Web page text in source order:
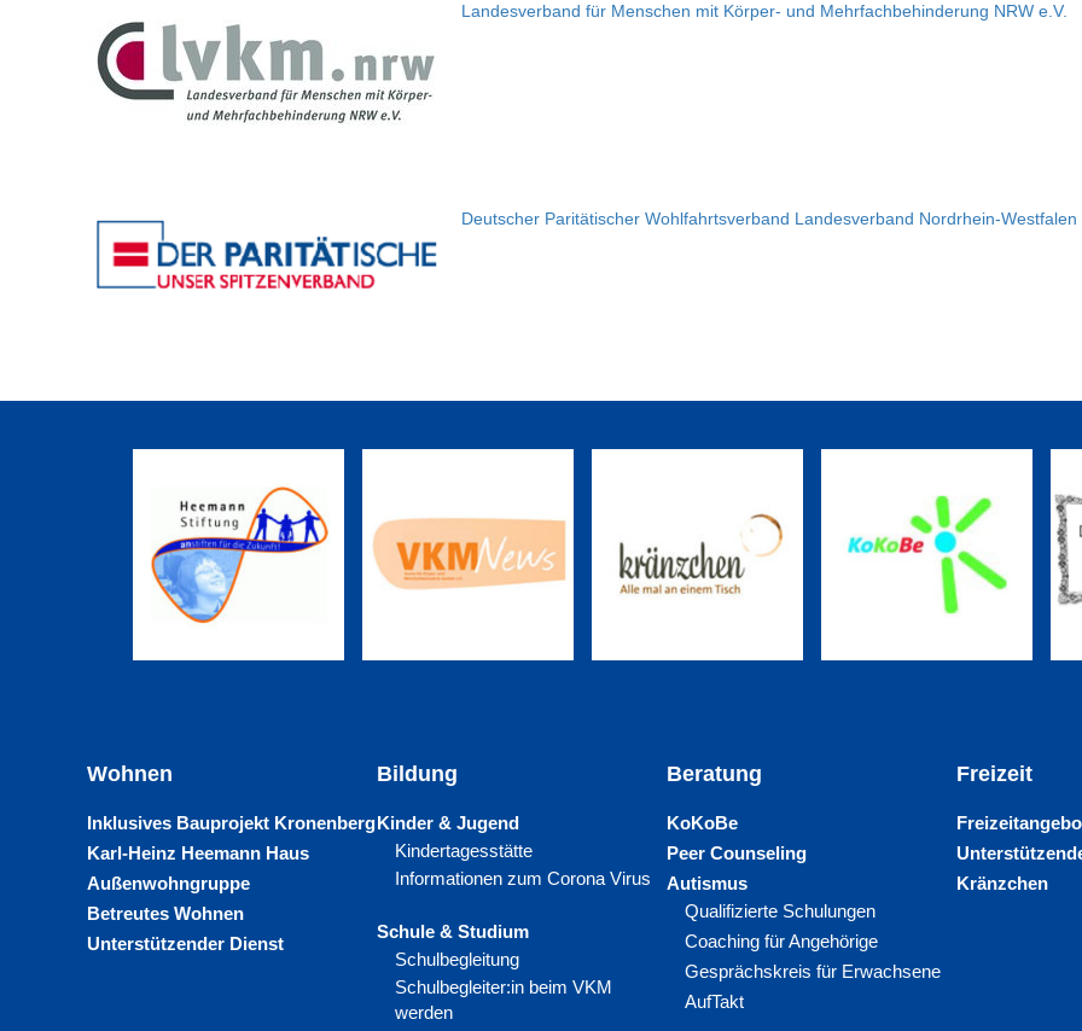
Landesverband für Menschen mit Körper- und Mehrfachbehinderung NRW e.V.
Deutscher Paritätischer Wohlfahrtsverband Landesverband Nordrhein-Westfalen
Wohnen
Inklusives Bauprojekt Kronenberg
Karl-Heinz Heemann Haus
Außenwohngruppe
Betreutes Wohnen
Unterstützender Dienst
Bildung
Kinder & Jugend
Kindertagesstätte
Informationen zum Corona Virus
Schule & Studium
Schulbegleitung
Schulbegleiter:in beim VKM
werden
Beratung
KoKoBe
Peer Counseling
Autismus
Qualifizierte Schulungen
Coaching für Angehörige
Gesprächskreis für Erwachsene
AufTakt
Freizeit
Kränzchen